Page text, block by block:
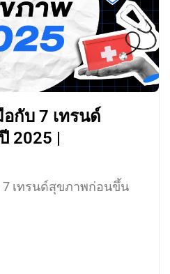
กับ 7 เทรนด์
2025 |
เทรนด์สุขภาพก่อนขึ้น